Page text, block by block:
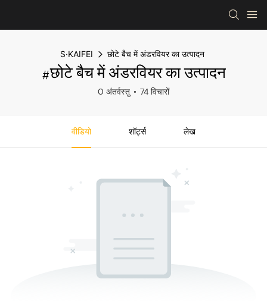
S·KAIFEI छोटे बैच में अंडरवियर का उत्पादन
#छोटे बैच में अंडरवियर का उत्पादन
0 अंतर्वस्तु 74 विचारों
वीडियो शॉर्ट्स लेख